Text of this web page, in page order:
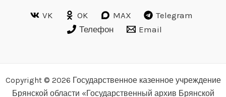
VK OK MAX
Telegram
Телефон
Email
Copyright © 2026 Государственное казенное учреждение
Брянской области «Государственный архив Брянской